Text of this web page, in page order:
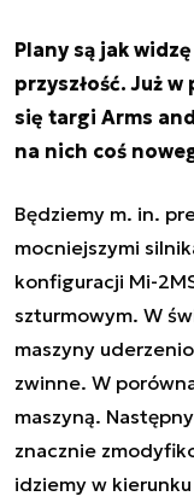
Plany są jak
przyszłość. Już
się targi Arms
na nich coś
Będziemy m. in.
mocniejszymi
konfiguracji Mi-
szturmowym. W
maszyny
zwinne. W
maszyną.
znacznie
idziemy w